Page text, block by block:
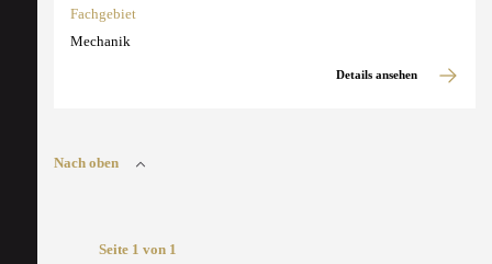
Fachgebiet
Mechanik
Details ansehen
Nach oben
Seite 1 von 1